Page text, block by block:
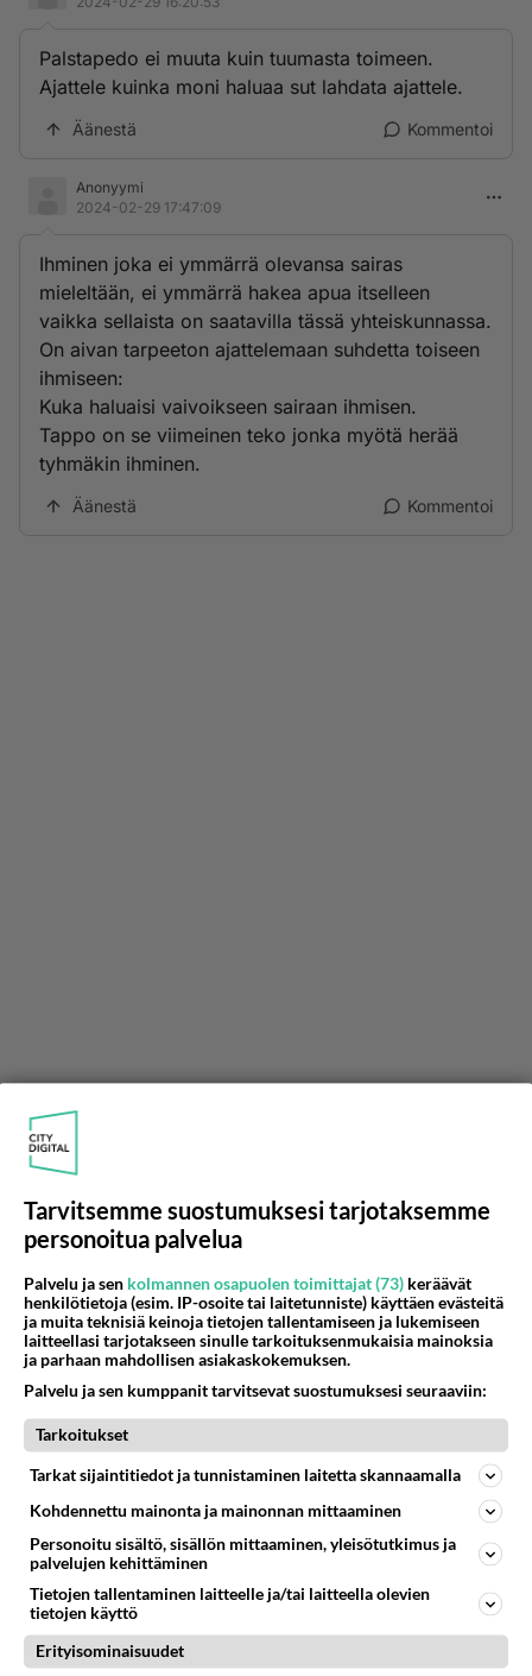
Palstapedo ei muuta kuin tuumasta toimeen.
Ajattele kuinka moni haluaa sut lahdata ajattele.
Äänestä Kommentoi
Anonyymi
2024-02-29 17:47:09
Ihminen joka ei ymmärrä olevansa sairas
mieleltään, ei ymmärrä hakea apua itselleen
vaikka sellaista on saatavilla tässä yhteiskunnassa.
On aivan tarpeeton ajattelemaan suhdetta toiseen
ihmiseen:
Kuka haluaisi vaivoikseen sairaan ihmisen.
Tappo on se viimeinen teko jonka myötä herää
tyhmäkin ihminen.
Äänestä Kommentoi
Anonyymi
2024-02-29 19:54:52
voinut leikitellä, jos joku syyllistänyt
pakkomielteiseksi, hupi mielessä voinut sen
myöntääkin, vaikka totuus ollut jotain ihan muuta.
toinen juttu.
Jos sen kokee apn tavalla, tuntemukset kylmenee
samantien, koska minulle se tarkoittaa silloin
pelkoa. Jota en ymmärrä hänessä. Jos on kyvytön
lukemaan minua oikein niin oma vika? Tällä
Tarvitsemme suostumuksesi tarjotaksemme
personoitua palvelua
Palvelu ja sen kolmannen osapuolen toimittajat (73) keräävät
henkilötietoja (esim. IP-osoite tai laitetunniste) käyttäen evästeitä
ja muita teknisiä keinoja tietojen tallentamiseen ja lukemiseen
laitteellasi tarjotakseen sinulle tarkoituksenmukaisia mainoksia
ja parhaan mahdollisen asiakaskokemuksen.
Palvelu ja sen kumppanit tarvitsevat suostumuksesi seuraaviin:
Tarkoitukset
Tarkat sijaintitiedot ja tunnistaminen laitetta skannaamalla
Kohdennettu mainonta ja mainonnan mittaaminen
Personoitu sisältö, sisällön mittaaminen, yleisötutkimus ja
palvelujen kehittäminen
Tietojen tallentaminen laitteelle ja/tai laitteella olevien
tietojen käyttö
Erityisominaisuudet